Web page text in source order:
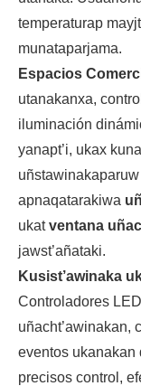
temperaturap
munataparjama.
Espacios
utanakanxa,
iluminación
yanapt’i, ukax
apnaqatarakiwa
ukatventana
jawst’añataki.
Kusist’awinaka
Controladores
uñacht’awinakan,
eventos ukanakan
precisos control,